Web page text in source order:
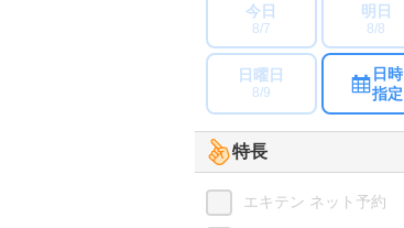
今日
8/7
明日
8/8
日曜日
8/9
日時
指定
特長
エキテン ネット予約